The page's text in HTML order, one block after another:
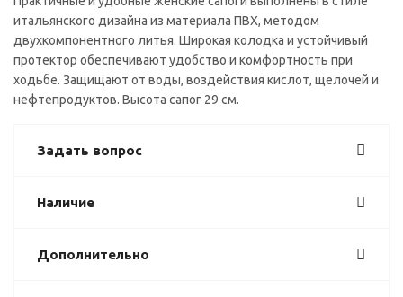
итальянского дизайна из материала ПВХ, методом
двухкомпонентного литья. Широкая колодка и устойчивый
протектор обеспечивают удобство и комфортность при
ходьбе. Защищают от воды, воздействия кислот, щелочей и
нефтепродуктов. Высота сапог 29 см.
Задать вопрос
Наличие
Дополнительно